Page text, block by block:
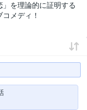
を理論的に証明する
メディ！